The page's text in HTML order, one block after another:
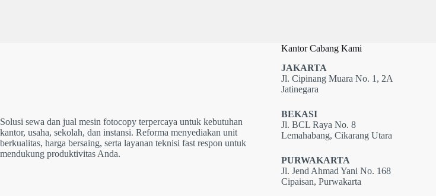
Solusi sewa dan jual mesin fotocopy terpercaya untuk kebutuhan
kantor, usaha, sekolah, dan instansi. Reforma menyediakan unit
berkualitas, harga bersaing, serta layanan teknisi fast respon untuk
mendukung produktivitas Anda.
Kantor Cabang Kami
JAKARTA
Jl. Cipinang Muara No. 1, 2A
Jatinegara
BEKASI
Jl. BCL Raya No. 8
Lemahabang, Cikarang Utara
PURWAKARTA
Jl. Jend Ahmad Yani No. 168
Cipaisan, Purwakarta